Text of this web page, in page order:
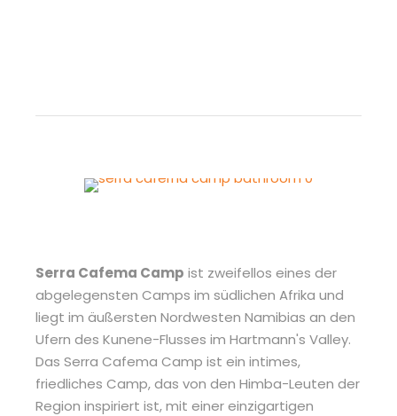
Serra Cafema Camp ist zweifellos eines der
abgelegensten Camps im südlichen Afrika und
liegt im äußersten Nordwesten Namibias an den
Ufern des Kunene-Flusses im Hartmann's Valley.
Das Serra Cafema Camp ist ein intimes,
friedliches Camp, das von den Himba-Leuten der
Region inspiriert ist, mit einer einzigartigen